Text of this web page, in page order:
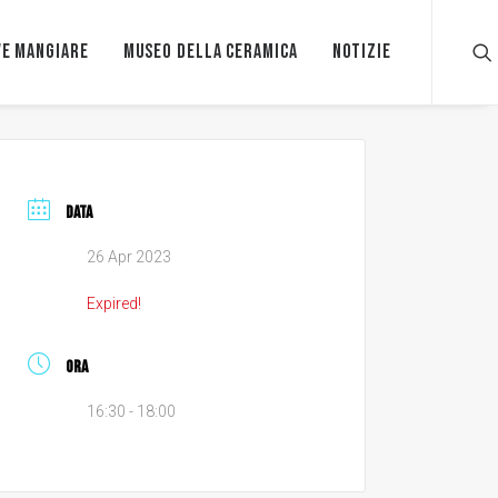
mangiare Museo della ceramica Notizie
DATA
26 Apr 2023
Expired!
ORA
16:30 - 18:00